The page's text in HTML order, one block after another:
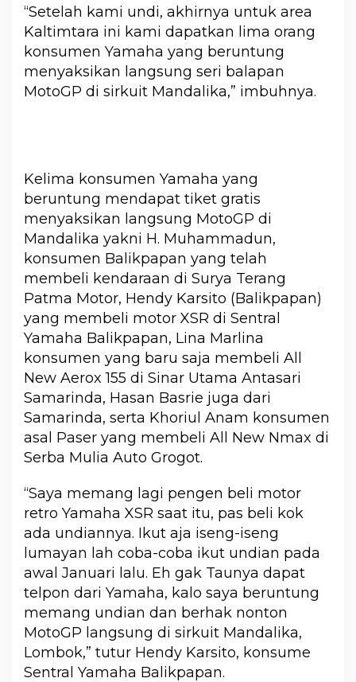
“Setelah kami undi, akhirnya untuk area
Kaltimtara ini kami dapatkan lima orang
konsumen Yamaha yang beruntung
menyaksikan langsung seri balapan
MotoGP di sirkuit Mandalika,” imbuhnya.
Kelima konsumen Yamaha yang
beruntung mendapat tiket gratis
menyaksikan langsung MotoGP di
Mandalika yakni H. Muhammadun,
konsumen Balikpapan yang telah
membeli kendaraan di Surya Terang
Patma Motor, Hendy Karsito (Balikpapan)
yang membeli motor XSR di Sentral
Yamaha Balikpapan, Lina Marlina
konsumen yang baru saja membeli All
New Aerox 155 di Sinar Utama Antasari
Samarinda, Hasan Basrie juga dari
Samarinda, serta Khoriul Anam konsumen
asal Paser yang membeli All New Nmax di
Serba Mulia Auto Grogot.
“Saya memang lagi pengen beli motor
retro Yamaha XSR saat itu, pas beli kok
ada undiannya. Ikut aja iseng-iseng
lumayan lah coba-coba ikut undian pada
awal Januari lalu. Eh gak Taunya dapat
telpon dari Yamaha, kalo saya beruntung
memang undian dan berhak nonton
MotoGP langsung di sirkuit Mandalika,
Lombok,” tutur Hendy Karsito, konsume
Sentral Yamaha Balikpapan.